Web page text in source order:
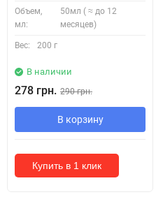
Объем,
мл:
50мл ( ≈ до 12
месяцев)
Вес: 200 г
В наличии
278 грн. 290 грн.
В корзину
Купить в 1 клик